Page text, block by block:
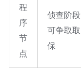
程
序
节
点
侦查阶段
可争取取
保